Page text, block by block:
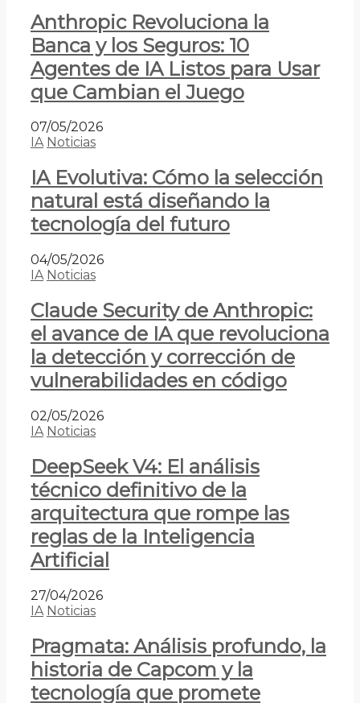
Anthropic Revoluciona la
Banca y los Seguros: 10
Agentes de IA Listos para Usar
que Cambian el Juego
07/05/2026
IA Noticias
IA Evolutiva: Cómo la selección
natural está diseñando la
tecnología del futuro
04/05/2026
IA Noticias
Claude Security de Anthropic:
el avance de IA que revoluciona
la detección y corrección de
vulnerabilidades en código
02/05/2026
IA Noticias
DeepSeek V4: El análisis
técnico definitivo de la
arquitectura que rompe las
reglas de la Inteligencia
Artificial
27/04/2026
IA Noticias
Pragmata: Análisis profundo, la
historia de Capcom y la
tecnología que promete